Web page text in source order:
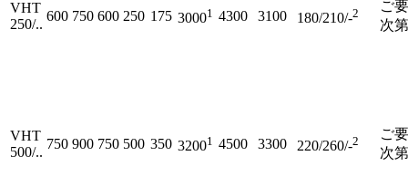
VHT
250/..
600 750 600 250 175 30001 4300 3100 180/210/-2
ご
次第
VHT
500/..
750 900 750 500 350 32001 4500 3300 220/260/-2
ご
次第